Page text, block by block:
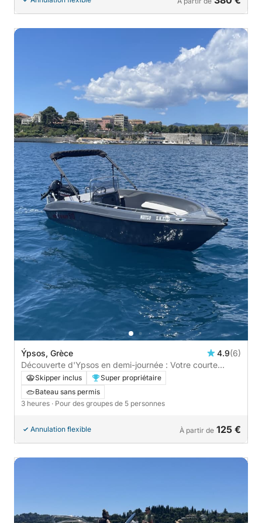
Ýpsos, Grèce 4.9(6)
Découverte d'Ypsos en demi-journée : Votre courte
escapade en bateau à moteur
Skipper inclus
Super propriétaire
Bateau sans permis
3 heures · Pour des groupes de 5 personnes
Annulation flexible À partir de 125 €